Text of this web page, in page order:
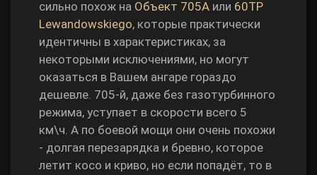
сильно похож на Объект 705А или 60TP
Lewandowskiego, которые практически
идентичны в характеристиках, за
некоторыми исключениями, но могут
оказаться в Вашем ангаре гораздо
дешевле. 705-й, даже без газотурбинного
режима, уступает в скорости всего 5
км\ч. А по боевой мощи они очень похожи
- долгая перезарядка и бревно, которое
летит косо и криво, но если попадёт, то в